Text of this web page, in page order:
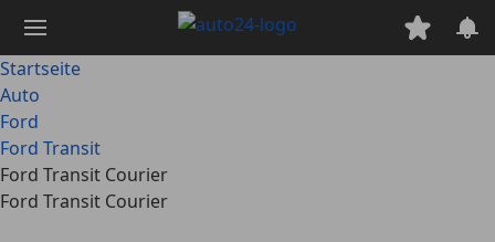
Hauptinhalt
springen
Startseite
Auto
Ford
Ford Transit
Ford Transit Courier
Ford Transit Courier